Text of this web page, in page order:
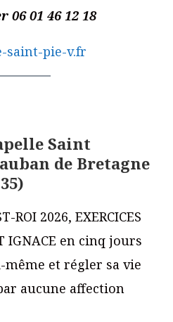
06 01 46 12 18
saint-pie-v.fr
Saint
de Bretagne
ROI 2026, EXERCICES
IGNACE en cinq jours
même et régler sa vie
aucune affection